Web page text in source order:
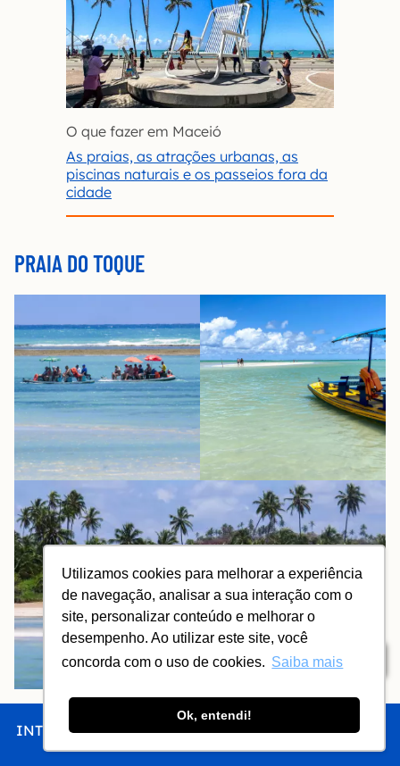
Utilizamos cookies para melhorar a experiência
de navegação, analisar a sua interação com o
site, personalizar conteúdo e melhorar o
desempenho. Ao utilizar este site, você
concorda com o uso de cookies. Saiba mais
Ok, entendi!
INTRO CHEGAR FICAR COMER FAZER
Índice
O que fazer em Maceió
As praias, as atrações urbanas, as
piscinas naturais e os passeios fora da
cidade
PRAIA DO TOQUE
Endereço de algumas das pousadas mais tradicionais